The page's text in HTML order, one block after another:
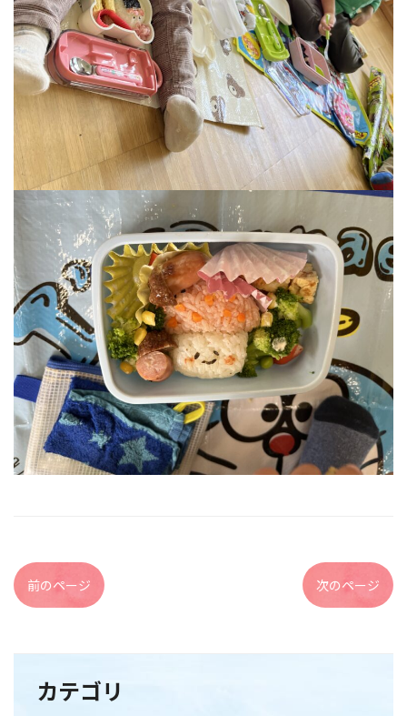
前のページ 次のページ
カテゴリ